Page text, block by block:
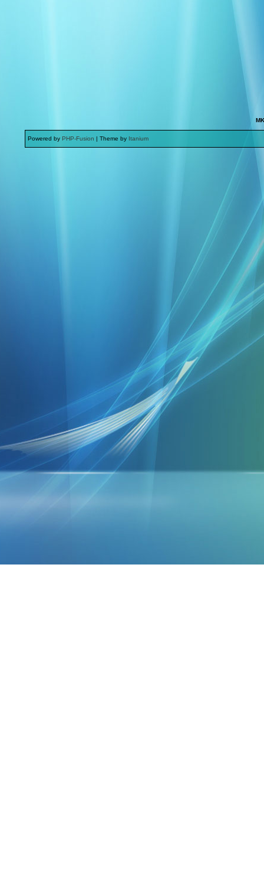
Powered by PHP-Fusion | Theme by Itanium